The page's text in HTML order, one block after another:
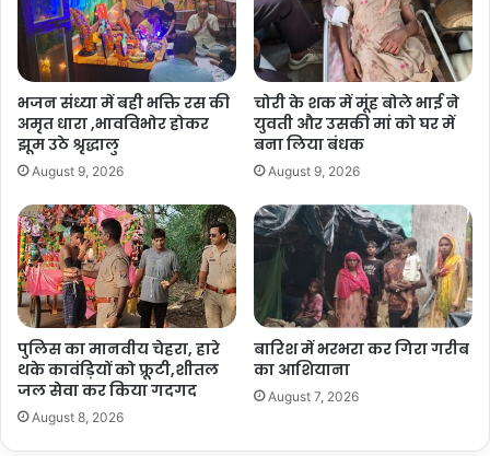
भजन संध्या में बही भक्ति रस की
अमृत धारा ,भावविभोर होकर
झूम उठे श्रृद्धालु
August 9, 2026
चोरी के शक में मूंह बोले भाई ने
युवती और उसकी मां को घर में
बना लिया बंधक
August 9, 2026
पुलिस का मानवीय चेहरा, हारे
थके कावंड़ियों को फ्रूटी,शीतल
जल सेवा कर किया गदगद
August 8, 2026
बारिश में भरभरा कर गिरा गरीब
का आशियाना
August 7, 2026